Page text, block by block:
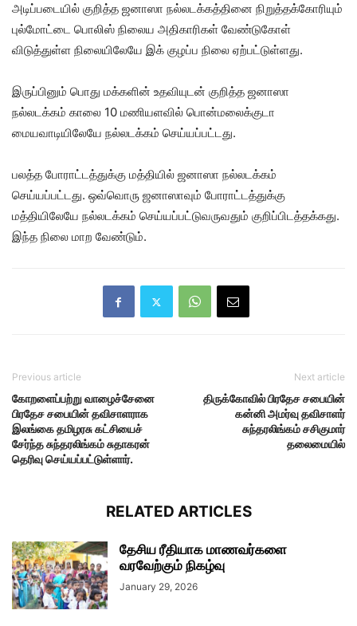
அடிப்படையில் குறித்த ஜனாஸா நல்லடக்கத்தினை நிறுத்தக்கோரியும்
புல்மோட்டை பொலிஸ் நிலைய அதிகாரிகள் வேண்டுகோள்
விடுத்துள்ள நிலையிலேயே இக் குழப்ப நிலை ஏற்பட்டுள்ளது.
இருப்பினும் பொது மக்களின் உதவியுடன் குறித்த ஜனாஸா
நல்லடக்கம் காலை 10 மணியளவில் பொன்மலைக்குடா
மையவாடியிலேயே நல்லடக்கம் செய்யப்பட்டது.
பலத்த போராட்டத்துக்கு மத்தியில் ஜனாஸா நல்லடக்கம்
செய்யப்பட்டது. ஒவ்வொரு ஜனாஸாவும் போராட்டத்துக்கு
மத்தியிலேயே நல்லடக்கம் செய்யப்பட்டுவருவதும் குறிப்பிடத்தக்கது.
இந்த நிலை மாற வேண்டும்.
Previous article
கோறளைப்பற்று வாழைச்சேனை
பிரதேச சபையின் தவிசாளராக
இலங்கை தமிழரசு கட்சியைச்
சேர்ந்த சுந்தரலிங்கம் சுதாகரன்
தெரிவு செய்யப்பட்டுள்ளார்.
Next article
திருக்கோவில் பிரதேச சபையின்
கன்னி அமர்வு தவிசாளர்
சுந்தரலிங்கம் சசிகுமார்
தலைமையில்
RELATED ARTICLES
தேசிய ரீதியாக மாணவர்களை
வரவேற்கும் நிகழ்வு
January 29, 2026